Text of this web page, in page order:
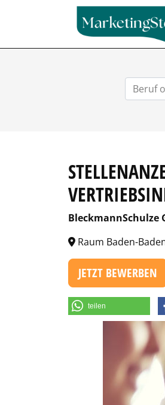
BleckmannSchulze
Raum Baden-
JETZT BEWERBEN
teilen